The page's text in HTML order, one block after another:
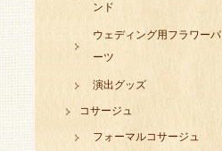
ンド
ウェディング用フラワーパ
ーツ
演出グッズ
コサージュ
フォーマルコサージュ